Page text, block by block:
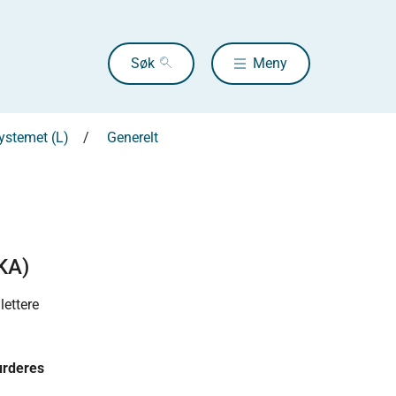
Søk Meny
(L) Generelt